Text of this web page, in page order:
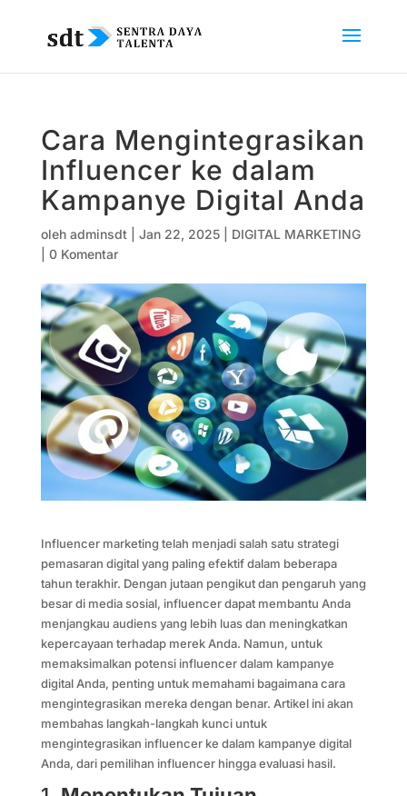
Cara Mengintegrasikan
Influencer ke dalam
Kampanye Digital Anda
oleh adminsdt| Jan 22, 2025| DIGITAL MARKETING
0 Komentar
Influencer marketing telah menjadi salah satu strategi
pemasaran digital yang paling efektif dalam beberapa
tahun terakhir. Dengan jutaan pengikut dan pengaruh yang
besar di media sosial, influencer dapat membantu Anda
menjangkau audiens yang lebih luas dan meningkatkan
kepercayaan terhadap merek Anda. Namun, untuk
memaksimalkan potensi influencer dalam kampanye
digital Anda, penting untuk memahami bagaimana cara
mengintegrasikan mereka dengan benar. Artikel ini akan
membahas langkah-langkah kunci untuk
mengintegrasikan influencer ke dalam kampanye digital
Anda, dari pemilihan influencer hingga evaluasi hasil.